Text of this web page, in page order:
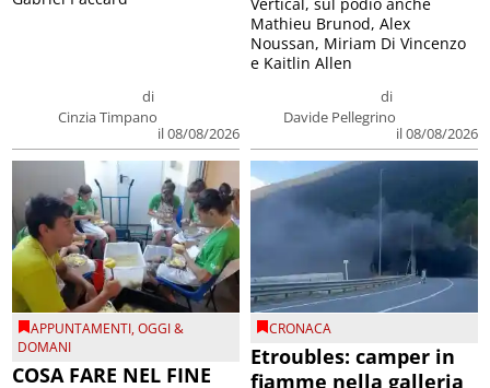
di
Cinzia Timpano
il 08/08/2026
di
Davide Pellegrino
il 08/08/2026
Vertical, sul podio anche
Mathieu Brunod, Alex
Noussan, Miriam Di Vincenzo
e Kaitlin Allen
APPUNTAMENTI,OGGI &
DOMANI
COSA FARE NEL FINE
CRONACA
Etroubles: camper in
fiamme nella galleria